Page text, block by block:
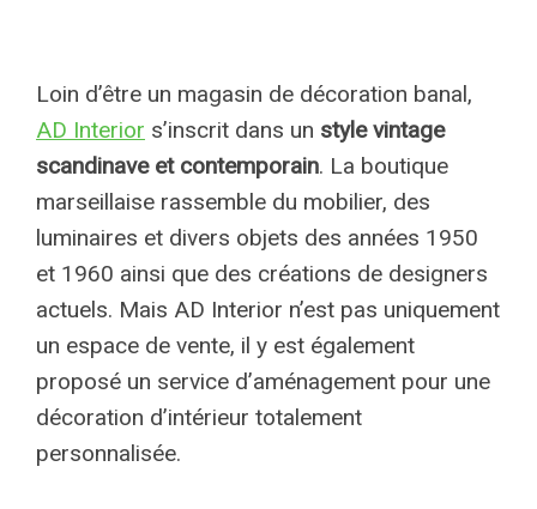
Loin d’être un magasin de décoration banal,
AD Interior s’inscrit dans un style vintage
scandinave et contemporain. La boutique
marseillaise rassemble du mobilier, des
luminaires et divers objets des années 1950
et 1960 ainsi que des créations de designers
actuels. Mais AD Interior n’est pas uniquement
un espace de vente, il y est également
proposé un service d’aménagement pour une
décoration d’intérieur totalement
personnalisée.